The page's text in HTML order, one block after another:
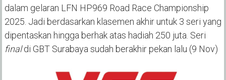
dalam gelaran LFN HP969 Road Race Championship
2025. Jadi berdasarkan klasemen akhir untuk 3 seri yang
dipentaskan hingga berhak atas hadiah 250 juta. Seri
finaldi GBT Surabaya sudah berakhir pekan lalu (9 Nov)